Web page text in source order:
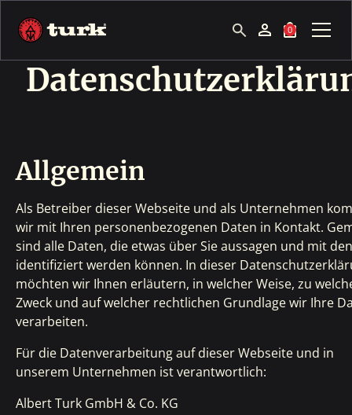
0
Allgemein
Als Betreiber dieser Webseite und als Unternehmen
wir mit Ihren personenbezogenen Daten in Kontakt.
sind alle Daten, die etwas über Sie aussagen und mit
identifiziert werden können. In dieser
möchten wir Ihnen erläutern, in welcher Weise, zu
Zweck und auf welcher rechtlichen Grundlage wir Ihre
verarbeiten.
Für die Datenverarbeitung auf dieser Webseite und in
unserem Unternehmen ist verantwortlich:
Albert Turk GmbH & Co. KG